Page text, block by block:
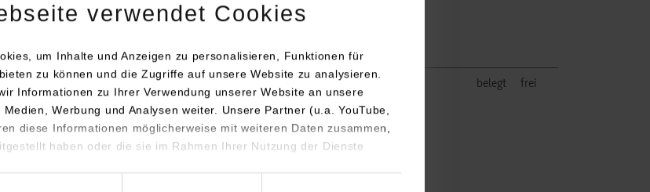
verwendet Cookies
um Inhalte und Anzeigen zu personalisieren, Funktionen für
zu können und die Zugriffe auf unsere Website zu analysieren.
Informationen zu Ihrer Verwendung unserer Website an unsere
Werbung und Analysen weiter. Unsere Partner (u.a. YouTube,
diese Informationen möglicherweise mit weiteren Daten zusammen,
haben oder die sie im Rahmen Ihrer Nutzung der Dienste
belegt frei